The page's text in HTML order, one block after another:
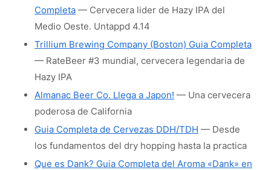
Completa — Cervecera lider de Hazy IPA del
Medio Oeste. Untappd 4.14
Trillium Brewing Company (Boston) Guia Completa
— RateBeer #3 mundial, cervecera legendaria de
Hazy IPA
Almanac Beer Co. Llega a Japon! — Una cervecera
poderosa de California
Guia Completa de Cervezas DDH/TDH — Desde
los fundamentos del dry hopping hasta la practica
Que es Dank? Guia Completa del Aroma «Dank» en